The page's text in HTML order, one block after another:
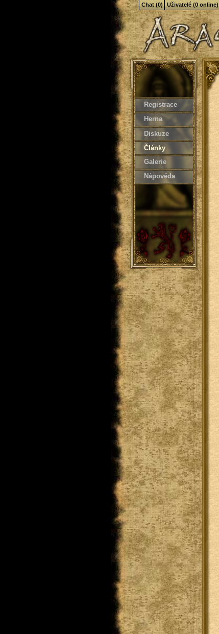
Registrace
Herna
Diskuze
Články
Galerie
Nápověda
Chat (0) Uživatelé (0 online)